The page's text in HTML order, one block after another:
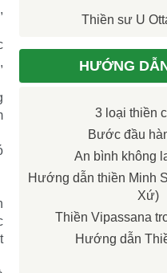
Thiền sư U
HƯỚNG
3 loại thiền
Bước đầu
An bình không
Hướng dẫn thiền Minh
Xứ)
Thiền Vipassana
Hướng dẫn